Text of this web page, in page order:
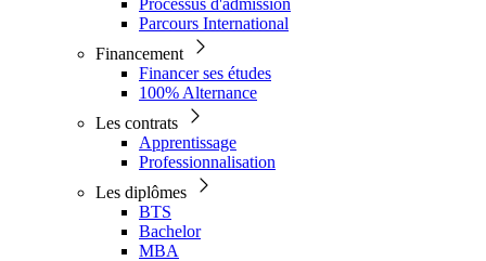
Processus d'admission
Parcours International
Financement
Financer ses études
100% Alternance
Les contrats
Apprentissage
Professionnalisation
Les diplômes
BTS
Bachelor
MBA